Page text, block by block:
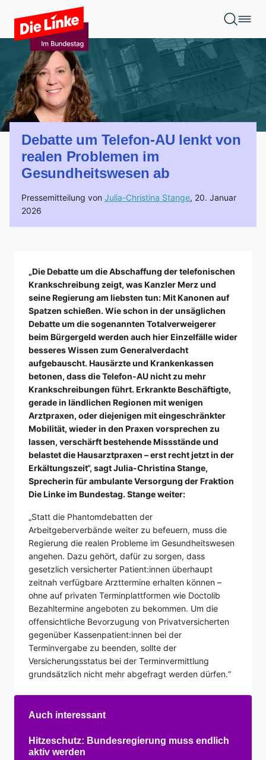
Zum Hauptinhalt springen
Debatte um Telefon-AU lenkt von
realen Problemen im
Gesundheitswesen ab
Pressemitteilung von Julia-Christina Stange, 20. Januar
2026
„Die Debatte um die Abschaffung der telefonischen
Krankschreibung zeigt, was Kanzler Merz und
seine Regierung am liebsten tun: Mit Kanonen auf
Spatzen schießen. Wie schon in der unsäglichen
Debatte um die sogenannten Totalverweigerer
beim Bürgergeld werden auch hier Einzelfälle wider
besseres Wissen zum Generalverdacht
aufgebauscht. Hausärzte und Krankenkassen
betonen, dass die Telefon-AU nicht zu mehr
Krankschreibungen führt. Erkrankte Beschäftigte,
gerade in ländlichen Regionen mit wenigen
Arztpraxen, oder diejenigen mit eingeschränkter
Mobilität, wieder in den Praxen vorsprechen zu
lassen, verschärft bestehende Missstände und
belastet die Hausarztpraxen – erst recht jetzt in der
Erkältungszeit“, sagt Julia-Christina Stange,
Sprecherin für ambulante Versorgung der Fraktion
Die Linke im Bundestag. Stange weiter:
„Statt die Phantomdebatten der
Arbeitgeberverbände weiter zu befeuern, muss die
Regierung die realen Probleme im Gesundheitswesen
angehen. Dazu gehört, dafür zu sorgen, dass
gesetzlich versicherter Patient:innen überhaupt
zeitnah verfügbare Arzttermine erhalten können –
ohne auf privaten Terminplattformen wie Doctolib
Bezahltermine angeboten zu bekommen. Um die
offensichtliche Bevorzugung von Privatversicherten
gegenüber Kassenpatient:innen bei der
Terminvergabe zu beenden, sollte der
Versicherungsstatus bei der Terminvermittlung
grundsätzlich nicht mehr abgefragt werden dürfen.“
Auch interessant
Hitzeschutz: Bundesregierung muss endlich
aktiv werden